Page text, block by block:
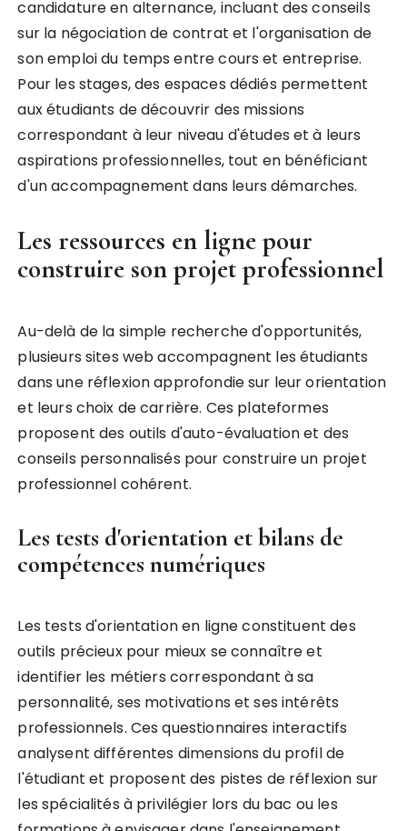
candidature en alternance, incluant des conseils
sur la négociation de contrat et l'organisation de
son emploi du temps entre cours et entreprise.
Pour les stages, des espaces dédiés permettent
aux étudiants de découvrir des missions
correspondant à leur niveau d'études et à leurs
aspirations professionnelles, tout en bénéficiant
d'un accompagnement dans leurs démarches.
Les ressources en ligne pour
construire son projet professionnel
Au-delà de la simple recherche d'opportunités,
plusieurs sites web accompagnent les étudiants
dans une réflexion approfondie sur leur orientation
et leurs choix de carrière. Ces plateformes
proposent des outils d'auto-évaluation et des
conseils personnalisés pour construire un projet
professionnel cohérent.
Les tests d'orientation et bilans de
compétences numériques
Les tests d'orientation en ligne constituent des
outils précieux pour mieux se connaître et
identifier les métiers correspondant à sa
personnalité, ses motivations et ses intérêts
professionnels. Ces questionnaires interactifs
analysent différentes dimensions du profil de
l'étudiant et proposent des pistes de réflexion sur
les spécialités à privilégier lors du bac ou les